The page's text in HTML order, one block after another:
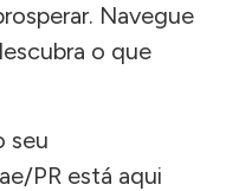
Navegue
o que
seu
PR está aqui